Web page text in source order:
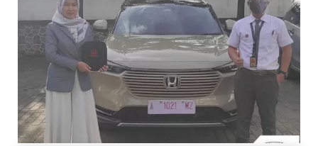
Tentang Kami
Promo Honda Cilegon
Promo Honda Serang